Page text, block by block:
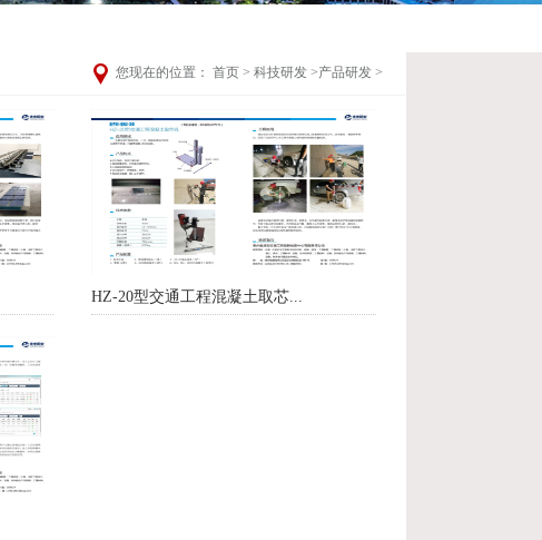
您现在的位置： 首页 > 科技研发 >产品研发 >
HZ-20型交通工程混凝土取芯...